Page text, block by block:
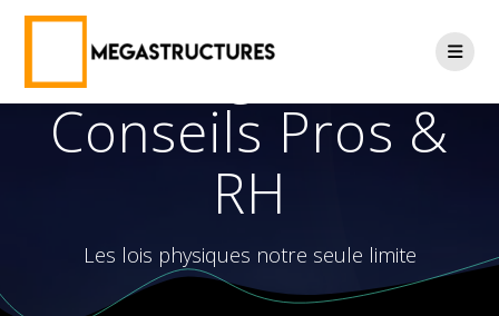
content
Catégorie :
Conseils Pros &
RH
Les lois physiques notre seule limite